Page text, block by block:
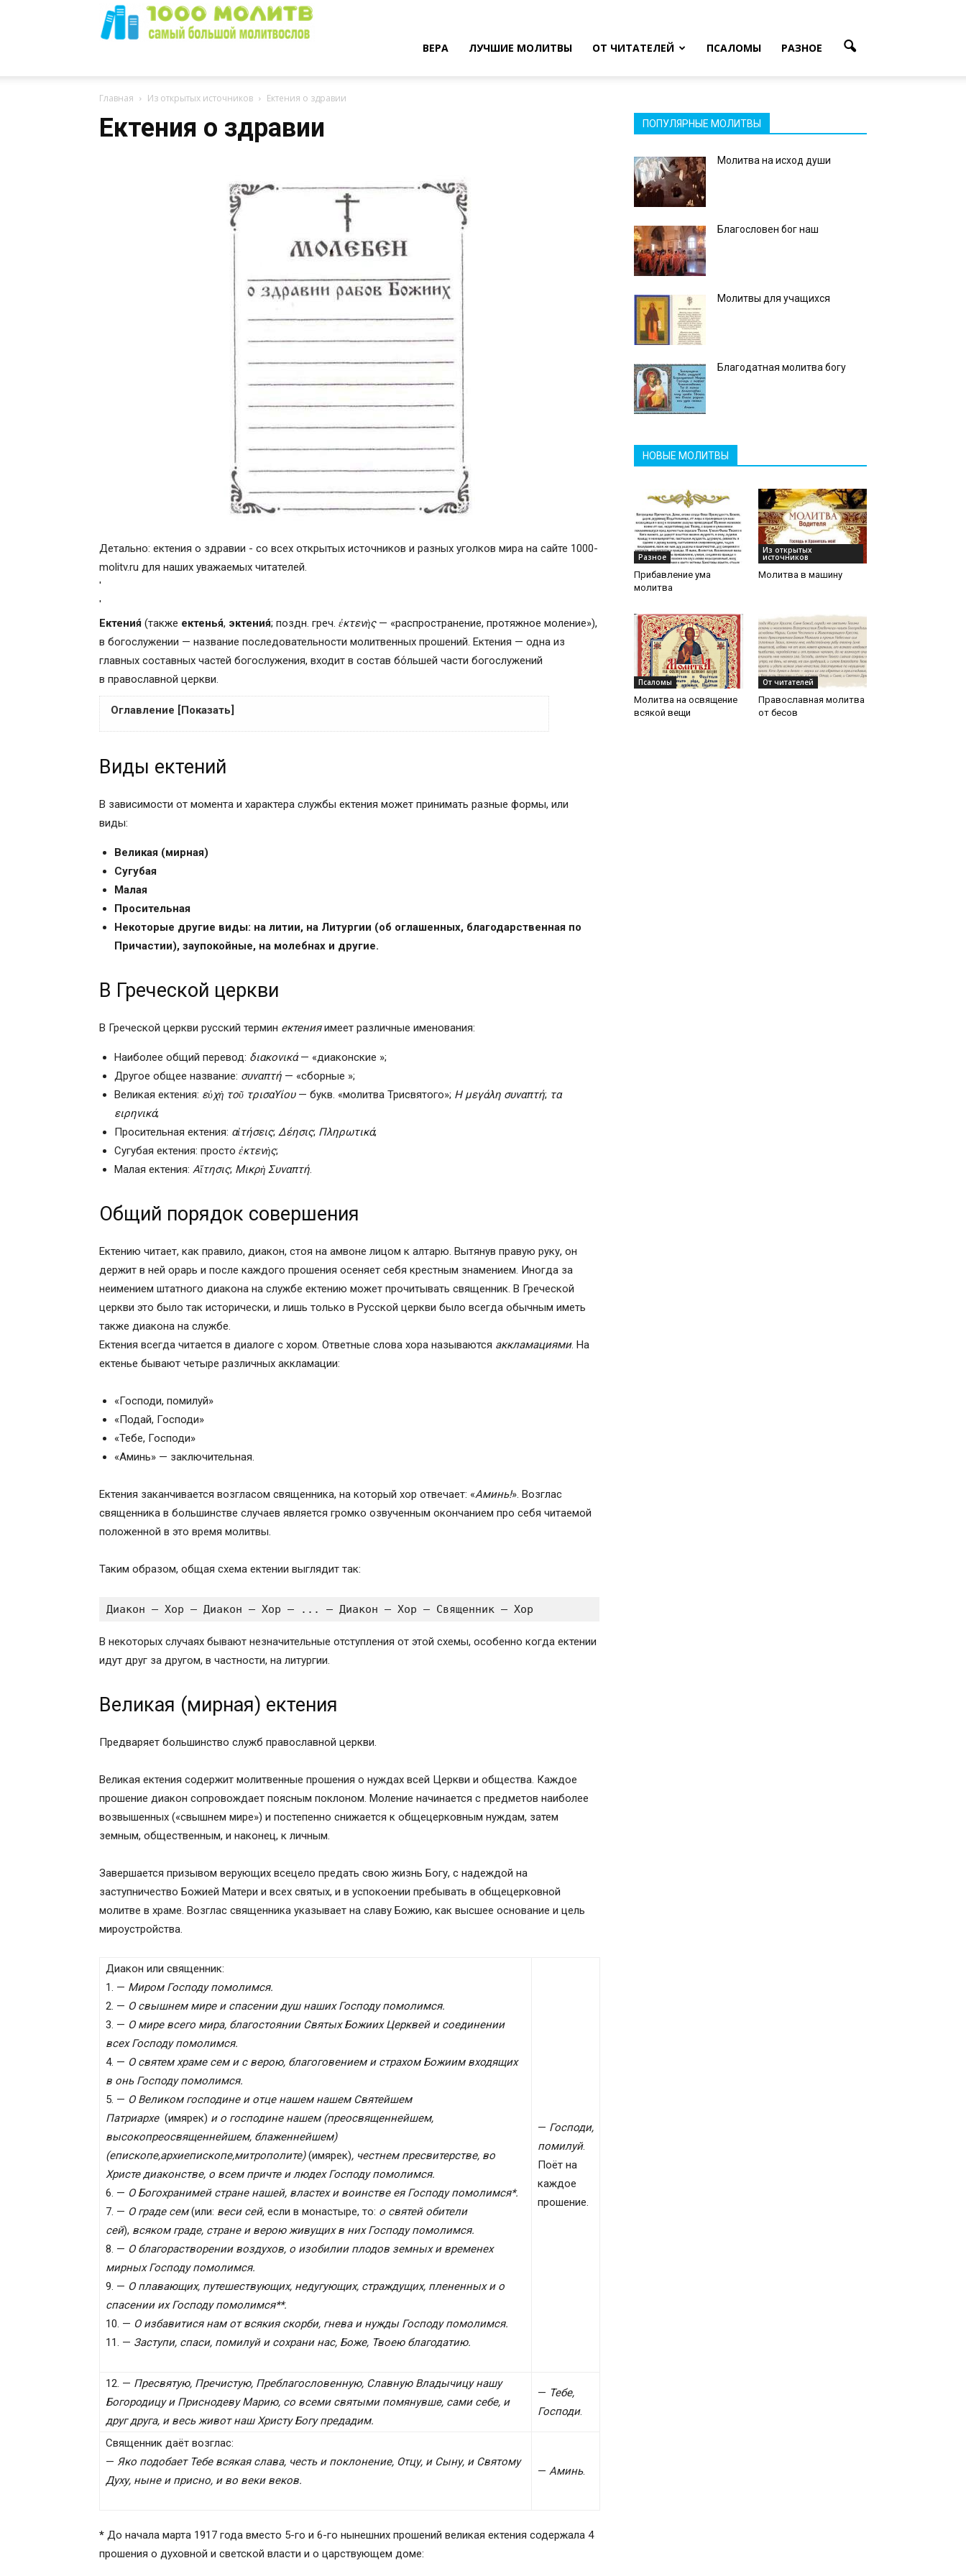
ВЕРА ЛУЧШИЕ МОЛИТВЫ ОТ ЧИТАТЕЛЕЙ ПСАЛОМЫ РАЗНОЕ
Главная Из открытых источников Ектения о здравии
Ектения о здравии
Детально: ектения о здравии - со всех открытых источников и разных уголков мира на сайте 1000-
molitv.ru для наших уважаемых читателей.
'
'
Ектения́ (также ектенья́, эктения́; поздн. греч. ἐκτενὴς— «распространение, протяжное моление»),
в богослужении — название последовательности молитвенных прошений. Ектения — одна из
главных составных частей богослужения, входит в состав бо́льшей части богослужений
в православной церкви.
Оглавление [Показать]
В Греческой церкви
Великая (мирная) ектения
Малая ектения
Просительная ектения
Ектении на литургии
Особенности просительной ектении на литургиях трёх видов
Ектения об оглаше́нных
Ектения о готовящихся ко Крещению
Ектения заупокойная (о усопших)
Виды ектений
В зависимости от момента и характера службы ектения может принимать разные формы, или
виды:
Великая (мирная)
Сугубая
Малая
Просительная
Некоторые другие виды: на литии, на Литургии (об оглашенных, благодарственная по
Причастии), заупокойные, на молебнах и другие.
В Греческой церкви
В Греческой церкви русский термин ектенияимеет различные именования:
Наиболее общий перевод: διακονικά— «диаконские »;
Другое общее название: συναπτή — «сборные »;
Великая ектения: εὐχὴ τοῦ τρισαϒίου— букв. «молитва Трисвятого»; Η μεγάλη συναπτή; τα
ειρηνικά;
Просительная ектения: αἰτήσεις; Δέησις; Πληρωτικά;
Сугубая ектения: просто ἐκτενὴς;
Малая ектения: Αἴτησις; Μικρὴ Συναπτή.
Общий порядок совершения
Ектению читает, как правило, диакон, стоя на амвоне лицом к алтарю. Вытянув правую руку, он
держит в ней орарь и после каждого прошения осеняет себя крестным знамением. Иногда за
неимением штатного диакона на службе ектению может прочитывать священник. В Греческой
церкви это было так исторически, и лишь только в Русской церкви было всегда обычным иметь
также диакона на службе.
Ектения всегда читается в диалоге с хором. Ответные слова хора называются аккламациями. На
ектенье бывают четыре различных аккламации:
«Господи, помилуй»
«Подай, Господи»
«Тебе, Господи»
«Аминь» — заключительная.
Ектения заканчивается возгласом священника, на который хор отвечает: «Аминь!». Возглас
священника в большинстве случаев является громко озвученным окончанием про себя читаемой
положенной в это время молитвы.
Таким образом, общая схема ектении выглядит так:
Диакон — Хор — Диакон — Хор — ... — Диакон — Хор — Священник — Хор
В некоторых случаях бывают незначительные отступления от этой схемы, особенно когда ектении
идут друг за другом, в частности, на литургии.
Великая (мирная) ектения
Предваряет большинство служб православной церкви.
Великая ектения содержит молитвенные прошения о нуждах всей Церкви и общества. Каждое
прошение диакон сопровождает поясным поклоном. Моление начинается с предметов наиболее
возвышенных («свышнем мире») и постепенно снижается к общецерковным нуждам, затем
земным, общественным, и наконец, к личным.
Завершается призывом верующих всецело предать свою жизнь Богу, с надеждой на
заступничество Божией Матери и всех святых, и в успокоении пребывать в общецерковной
молитве в храме. Возглас священника указывает на славу Божию, как высшее основание и цель
мироустройства.
Диакон или священник:
1. — Миром Господу помолимся.
2. — О свышнем мире и спасении душ наших Господу помолимся.
3. — О мире всего мира, благостоянии Святых Божиих Церквей и соединении
всех Господу помолимся.
4. — О святем храме сем и с верою, благоговением и страхом Божиим входящих
в онь Господу помолимся.
5. — О Великом господине и отце нашем нашем Святейшем
Патриархе (имярек) и о господине нашем (преосвященнейшем,
высокопреосвященнейшем, блаженнейшем)
(епископе,архиепископе,митрополите)(имярек), честнем пресвитерстве, во
Христе диаконстве, о всем причте и людех Господу помолимся.
6. — О Богохранимей стране нашей, властех и воинстве ея Господу помолимся*.
7. — О граде сем(или: веси сей, если в монастыре, то: о святей обители
сей), всяком граде, стране и верою живущих в них Господу помолимся.
8. — О благорастворении воздухов, о изобилии плодов земных и временех
мирных Господу помолимся.
9. — О плавающих, путешествующих, недугующих, страждущих, плененных и о
спасении их Господу помолимся**.
10. — О избавитися нам от всякия скорби, гнева и нужды Господу помолимся.
11. — Заступи, спаси, помилуй и сохрани нас, Боже, Твоею благодатию.
— Господи,
помилуй.
Поёт на
каждое
прошение.
12. — Пресвятую, Пречистую, Преблагословенную, Славную Владычицу нашу
Богородицу и Приснодеву Марию, со всеми святыми помянувше, сами себе, и
друг друга, и весь живот наш Христу Богу предадим.
— Тебе,
Господи.
Священник даёт возглас:
— Яко подобает Тебе всякая слава, честь и поклонение, Отцу, и Сыну, и Святому
Духу, ныне и присно, и во веки веков.
— Аминь.
* До начала марта 1917 года вместо 5-го и 6-го нынешних прошений великая ектения содержала 4
прошения о духовной и светской власти и о царствующем доме:
ПОПУЛЯРНЫЕ МОЛИТВЫ
Молитва на исход души
Благословен бог наш
Молитвы для учащихся
Благодатная молитва богу
НОВЫЕ МОЛИТВЫ
Разное
Прибавление ума
молитва
Из открытых
источников
Молитва в машину
Псаломы
Молитва на освящение
всякой вещи
От читателей
Православная молитва
от бесов